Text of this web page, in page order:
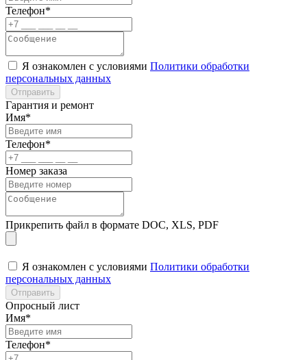
Телефон*
Я ознакомлен с условиями Политики обработки
персональных данных
Отправить
Гарантия и ремонт
Имя*
Телефон*
Номер заказа
Прикрепить файл в формате DOC, XLS, PDF
Я ознакомлен с условиями Политики обработки
персональных данных
Отправить
Опросный лист
Имя*
Телефон*